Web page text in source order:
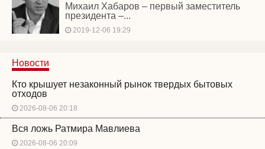
Михаил Хабаров – первый заместитель
президента –...
2019-12-06 19:29
Новости
Кто крышует незаконный рынок твердых бытовых
отходов
2026-08-06 20:18
Вся ложь Ратмира Мавлиева
2026-08-06 20:09